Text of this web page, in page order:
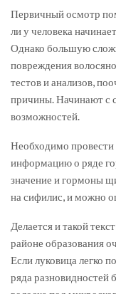
Первичный осмотр
ли у человека
Однако большую
повреждения
тестов и анализов,
причины. Начинают с
возможностей.
Необходимо провести
информацию о ряде
значение и гормоны
на сифилис, и можно
Делается и такой
районе образования
Если луковица легко
ряда разновидностей